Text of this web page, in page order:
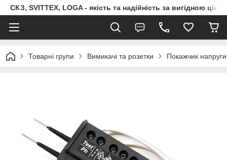
СКЗ, SVITTEX, LOGA - якість та надійність за вигідною
Товарні групи Вимикачі та розетки Покажчик